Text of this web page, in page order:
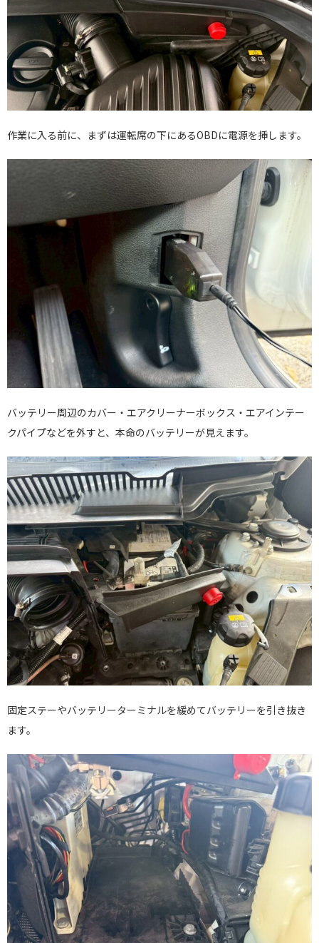
作業に入る前に、まずは運転席の下にあるOBDに電源を挿します。
バッテリー周辺のカバー・エアクリーナーボックス・エアインテー
クパイプなどを外すと、本命のバッテリーが見えます。
固定ステーやバッテリーターミナルを緩めてバッテリーを引き抜き
ます。